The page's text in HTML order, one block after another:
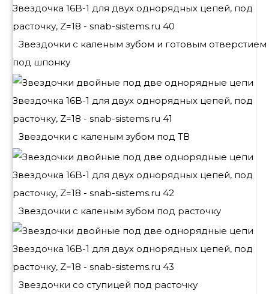
Звездочки с каленым зубом и готовым отверстием
под шпонку
Звездочки с каленым зубом под ТВ
Звездочки с каленым зубом под расточку
Звездочки со ступицей под расточку